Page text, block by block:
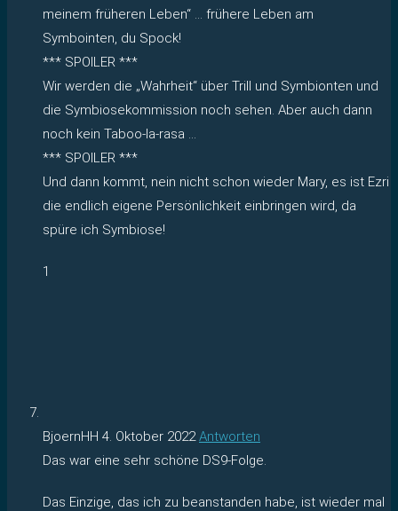
meinem früheren Leben“ … frühere Leben am
Symbointen, du Spock!
*** SPOILER ***
Wir werden die „Wahrheit“ über Trill und Symbionten und
die Symbiosekommission noch sehen. Aber auch dann
noch kein Taboo-la-rasa …
*** SPOILER ***
Und dann kommt, nein nicht schon wieder Mary, es ist Ezri
die endlich eigene Persönlichkeit einbringen wird, da
spüre ich Symbiose!
1
BjoernHH 4. Oktober 2022 Antworten
Das war eine sehr schöne DS9-Folge.
Das Einzige, das ich zu beanstanden habe, ist wieder mal